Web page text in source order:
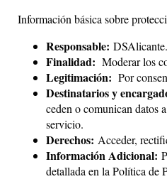
Información básica sobre
Responsable:
Finalidad: Moderar los
Legitimación: Por
Destinatarios y
ceden o comunican datos
servicio.
Derechos: Acceder,
Información Adicional:
detallada en la Política de